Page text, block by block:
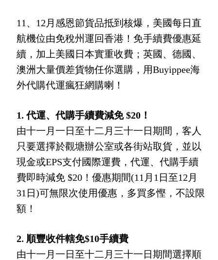
11、12月感恩節貨品抵到核爆，美國每日直
航機位由免稅州運回香港！免手續費優惠延
續，加上美國日本實重收費；英國、德國、
澳洲大量價差貨物任你選購，用Buyippee海
外代購代運瘋狂網購喇！
1. 代運、代購手續費減免 $20！
由十一月一日至十二月三十一日期間，客人
只要選擇於觀塘辦公室或各街站取貨，並以
現金或EPS支付國際運費，代運、代購手續
費即時減免 $20！優惠期間(11月1日至12月
31日)可無限次使用優惠，多買多慳，不設限
額！
2. 順豐收件轄免$10手續費
由十一月一日至十二月三十一日期間選擇順